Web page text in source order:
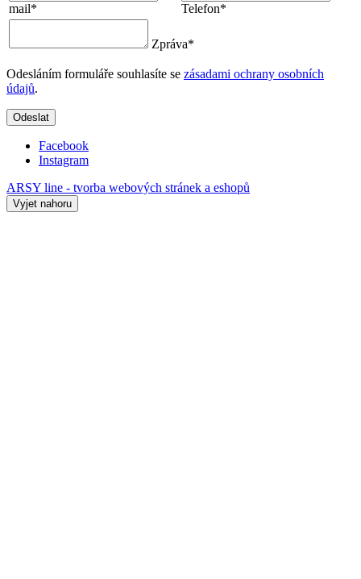
mail* Telefon*
Zpráva*
Odesláním formuláře souhlasíte se zásadami ochrany osobních
údajů.
Odeslat
Facebook
Instagram
ARSY line - tvorba webových stránek a eshopů
Vyjet nahoru